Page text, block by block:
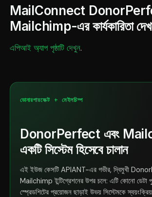
MailConnect
Mailchimp-এর কার্যকারিতা
এপিআই অ্যাপ পৃষ্ঠাটি দেখুন.
ডোনারপারফেক্ট + মেইলচিম্প
DonorPerfect এবং
একটি সিস্টেম হিসেবে চালান
এই ইউজ কেসটি APIANT-এর গভীর, দ্বিমুখী
Mailchimp ইন্টিগ্রেশনের উপর চলে: এটি কোনো ডেটা
স্প্রেডশিটের প্রয়োজন ছাড়াই উভয় সিস্টেমকে